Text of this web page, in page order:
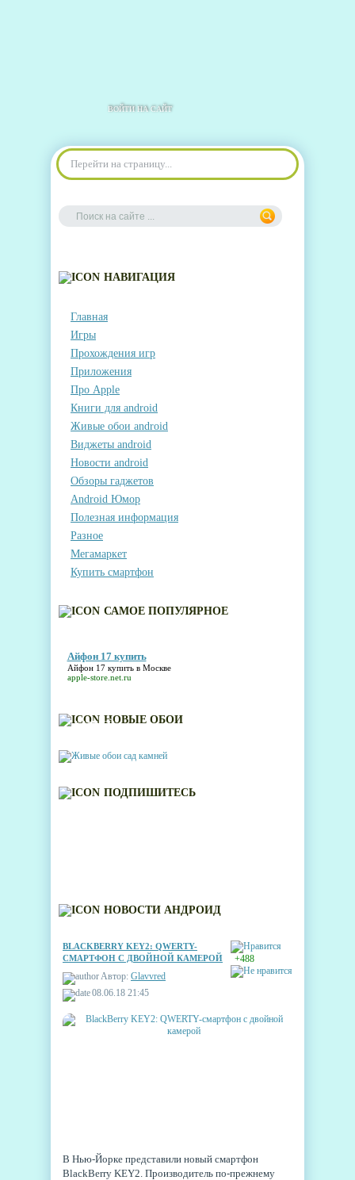
ВОЙТИ НА САЙТ
Перейти на страницу...
НАВИГАЦИЯ
Главная
Игры
Прохождения игр
Приложения
Про Apple
Книги для android
Живые обои android
Виджеты android
Новости android
Обзоры гаджетов
Android Юмор
Полезная информация
Разное
Мегамаркет
Купить смартфон
САМОЕ ПОПУЛЯРНОЕ
Айфон 17 купить
Айфон 17 купитьв Москве
apple-store.net.ru
НОВЫЕ ОБОИ
КАМНЕЙ
ПОДПИШИТЕСЬ
НОВОСТИ АНДРОИД
+488
BLACKBERRY KEY2: QWERTY-
СМАРТФОН С ДВОЙНОЙ КАМЕРОЙ
Автор: Glavvred
08.06.18 21:45
В Нью-Йорке представили новый смартфон
BlackBerry KEY2. Производитель по-прежнему